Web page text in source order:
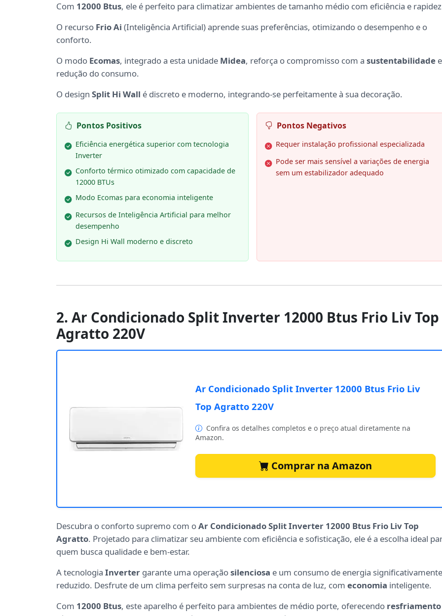
Com 12000 Btus, ele é perfeito para climatizar ambientes de tamanho médio com eficiência e
O recurso Frio Ai (Inteligência Artificial) aprende suas preferências, otimizando o desempenho e o
conforto.
O modo Ecomas, integrado a esta unidade Midea, reforça o compromisso com a sustentabilidade
redução do consumo.
O design Split Hi Wall é discreto e moderno, integrando-se perfeitamente à sua decoração.
Pontos Positivos
Eficiência energética superior com tecnologia
Inverter
Conforto térmico otimizado com capacidade de
12000 BTUs
Modo Ecomas para economia inteligente
Recursos de Inteligência Artificial para melhor
desempenho
Design Hi Wall moderno e discreto
Pontos Negativos
Requer instalação profissional especializada
Pode ser mais sensível a variações de energia
sem um estabilizador adequado
2. Ar Condicionado Split Inverter 12000 Btus Frio Liv Top
Agratto 220V
Ar Condicionado Split Inverter 12000 Btus Frio Liv
Top Agratto 220V
Confira os detalhes completos e o preço atual diretamente na
Amazon.
Comprar na Amazon
Descubra o conforto supremo com oAr Condicionado Split Inverter 12000 Btus Frio Liv Top
Agratto. Projetado para climatizar seu ambiente com eficiência e sofisticação, ele é a escolha ideal
quem busca qualidade e bem-estar.
A tecnologia Inverter garante uma operaçãosilenciosa e um consumo de energia significativamente
reduzido. Desfrute de um clima perfeito sem surpresas na conta de luz, com economia inteligente.
Com 12000 Btus, este aparelho é perfeito para ambientes de médio porte, oferecendo resfriamento